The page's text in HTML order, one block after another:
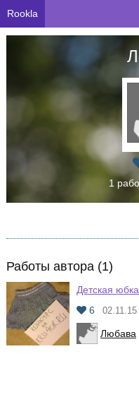
Rookla
1
Работы автора (1)
Детская
6
02.11.15
Любава